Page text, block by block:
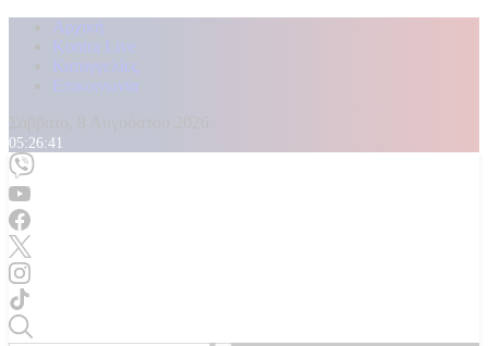
Αρχική
Kontra Live
Καταγγελίες
Επικοινωνία
05:26:43